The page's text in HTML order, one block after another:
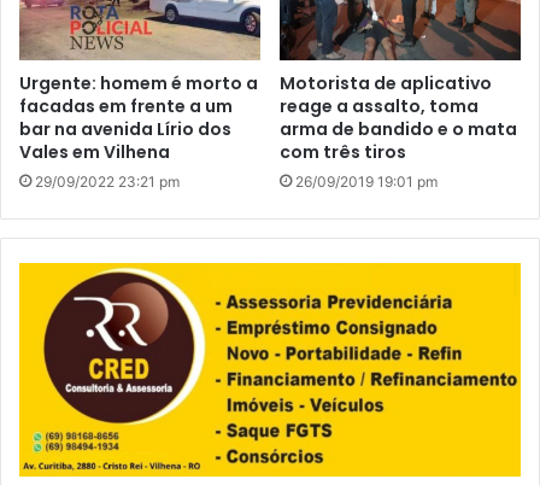
Urgente: homem é morto a
facadas em frente a um
bar na avenida Lírio dos
Vales em Vilhena
29/09/2022 23:21 pm
Motorista de aplicativo
reage a assalto, toma
arma de bandido e o mata
com três tiros
26/09/2019 19:01 pm